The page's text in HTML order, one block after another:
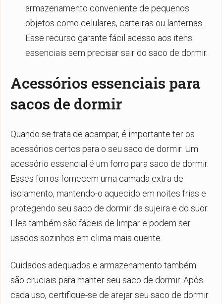
armazenamento conveniente de pequenos
objetos como celulares, carteiras ou lanternas.
Esse recurso garante fácil acesso aos itens
essenciais sem precisar sair do saco de dormir.
Acessórios essenciais para
sacos de dormir
Quando se trata de acampar, é importante ter os
acessórios certos para o seu saco de dormir. Um
acessório essencial é um forro para saco de dormir.
Esses forros fornecem uma camada extra de
isolamento, mantendo-o aquecido em noites frias e
protegendo seu saco de dormir da sujeira e do suor.
Eles também são fáceis de limpar e podem ser
usados sozinhos em clima mais quente.
Cuidados adequados e armazenamento também
são cruciais para manter seu saco de dormir. Após
cada uso, certifique-se de arejar seu saco de dormir